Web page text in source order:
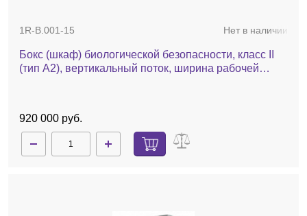
1R-B.001-15 Нет в наличии
Бокс (шкаф) биологической безопасности, класс II
(тип A2), вертикальный поток, ширина рабочей
920 000 руб.